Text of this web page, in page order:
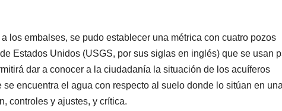
los embalses, se pudo establecer una métrica con cuatro pozos
Estados Unidos (USGS, por sus siglas en inglés) que se usan
dar a conocer a la ciudadanía la situación de los acuíferos
encuentra el agua con respecto al suelo donde lo sitúan en
controles y ajustes, y crítica.